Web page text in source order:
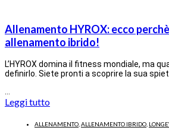
Allenamento HYROX: ecco
allenamento ibrido!
L’HYROX domina il fitness mondiale, ma
definirlo. Siete pronti a scoprire la sua
Leggi tutto
ALLENAMENTO ALLENAMENTO IBRIDO